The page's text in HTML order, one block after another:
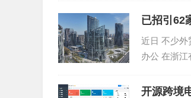
02. 全场景先进先出，成本和
在积加ERP中，资金流的管理
用分摊和成本归集，确保成本
等决策提供重要的数据支撑。
已招引62
近日 不少外
办公 在浙
开源跨境